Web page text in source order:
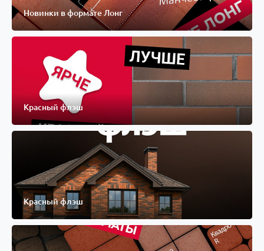
Новинки в формате Лонг
Красный флэш
Красный флэш